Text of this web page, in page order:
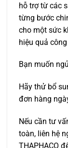
hỗ trợ từ các
từng bước
cho một sức
hiệu quả
Bạn muốn
Hãy thử bổ
đơn hàng
Nếu cần tư
toàn, liên hệ
THAPHACO